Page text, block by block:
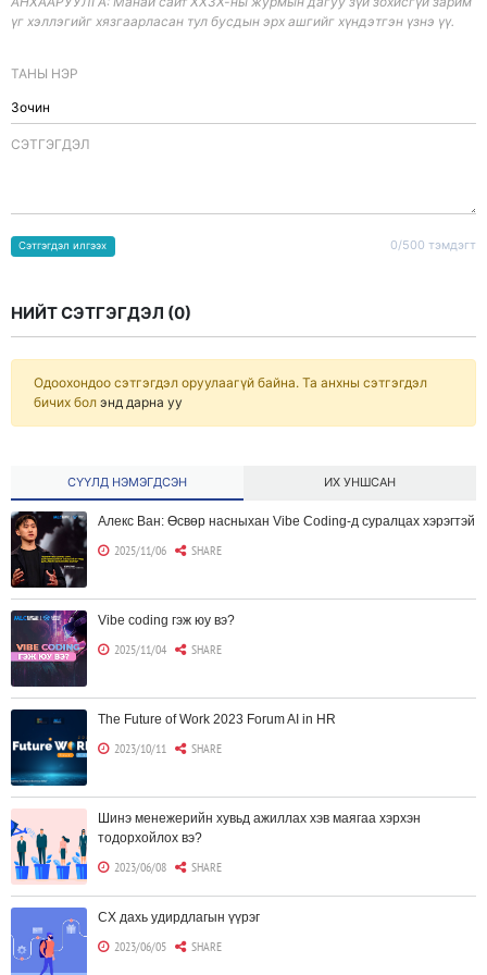
үг хэллэгийг хязгаарласан тул бусдын эрх ашгийг хүндэтгэн үзнэ үү.
ТАНЫ НЭР
CЭТГЭГДЭЛ
0/500 тэмдэгт
Сэтгэгдэл илгээх
НИЙТ СЭТГЭГДЭЛ (0)
Одоохондоо сэтгэгдэл оруулаагүй байна. Та анхны сэтгэгдэл
бичих бол энд дарна уу
СҮҮЛД НЭМЭГДСЭН ИХ УНШСАН
Алекс Ван: Өсвөр насныхан Vibe Coding-д суралцах хэрэгтэй
2025/11/06 SHARE
Vibe coding гэж юу вэ?
2025/11/04 SHARE
The Future of Work 2023 Forum AI in HR
2023/10/11 SHARE
Шинэ менежерийн хувьд ажиллах хэв маягаа хэрхэн
тодорхойлох вэ?
2023/06/08 SHARE
CX дахь удирдлагын үүрэг
2023/06/05 SHARE